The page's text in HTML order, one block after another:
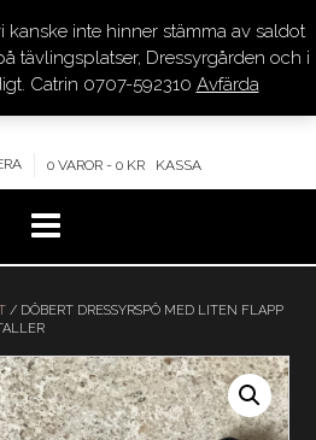
– SERVICE
0 VAROR - 0 KR KASSA
/ DÖBERT DRESSYRSPÖ MED LITEN FLAPP
kanske inte hinner stämma av saldot
tävlingsplatser, Dressyrgården och i
Catrin 0707-592310 Avfärda